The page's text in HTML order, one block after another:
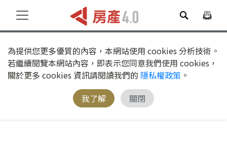
為提供您更多優質的內容，本網站使用 cookies 分析技術。
若繼續閱覽本網站內容，即表示您同意我們使用 cookies，
關於更多 cookies 資訊請閱讀我們的 隱私權政策 。
我了解
關閉